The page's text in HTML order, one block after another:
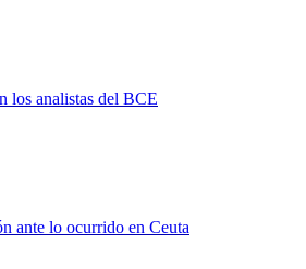
los analistas del BCE
ante lo ocurrido en Ceuta